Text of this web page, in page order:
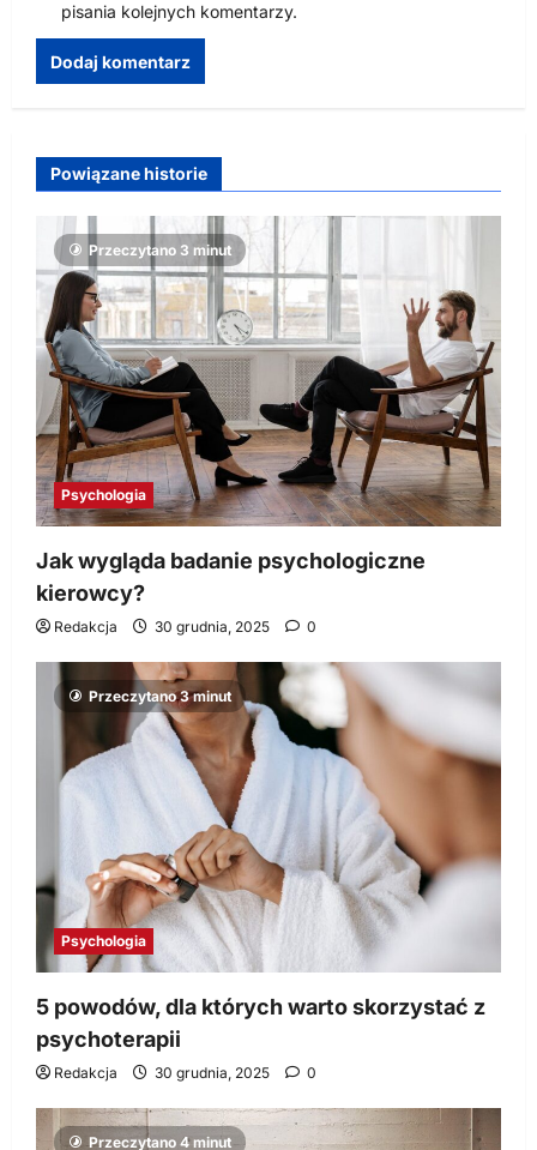
pisania kolejnych komentarzy.
Powiązane historie
Przeczytano 3 minut
Psychologia
Jak wygląda badanie psychologiczne
kierowcy?
Redakcja 30 grudnia, 2025 0
Przeczytano 3 minut
Psychologia
5 powodów, dla których warto skorzystać z
psychoterapii
Redakcja 30 grudnia, 2025 0
Przeczytano 4 minut